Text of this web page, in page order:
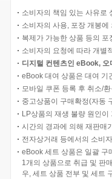
소비자의 책임 있는 사유로
소비자의 사용, 포장 개봉
복제가 가능한 상품 등의
소비자의 요청에 따라 개별
디지털 컨텐츠인 eBook,
eBook 대여 상품은 대여 기
모바일 쿠폰 등록 후 취소/
중고상품이 구매확정(자동
LP상품의 재생 불량 원인
시간의 경과에 의해 재판매
전자상거래 등에서의 소비
eBook 세트 상품은 일괄 구
1개의 상품으로 취급 및 판
우, 세트 상품 전부 및 세트